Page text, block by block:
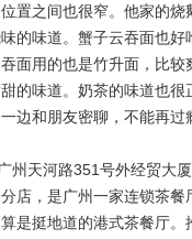
置之间也很窄。他家的烧
的味道。蟹子云吞面也好
面用的也是竹升面，比较
的味道。奶茶的味道也很
边和朋友密聊，不能再过
州天河路351号外经贸大
店，是广州一家连锁茶餐
是挺地道的港式茶餐厅。